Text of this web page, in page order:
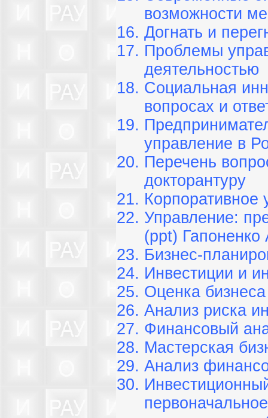
возможности
Догнать и
Проблемы
деятельностью
Социальная
вопросах и
управление в
Перечень
докторантуру
Корпоративное
Управление:
(ppt)
Бизнес-
Инвестиции и
Оценка бизнеса
Анализ риска
Финансовый
Мастерская
Анализ